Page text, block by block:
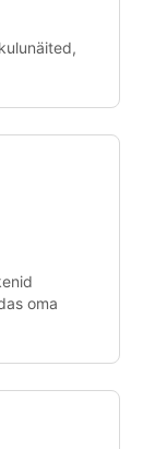
oma